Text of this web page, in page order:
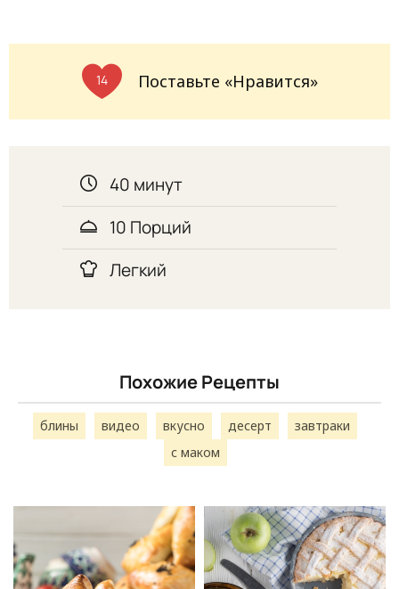
14 Поставьте «Нравится»
40 минут
10 Порций
Легкий
Похожие Рецепты
блины видео вкусно десерт
завтраки
с маком